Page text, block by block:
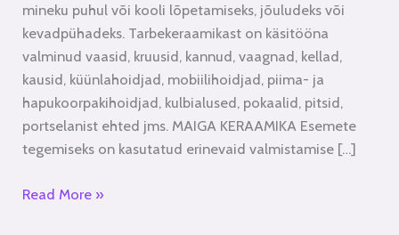
mineku puhul või kooli lõpetamiseks, jõuludeks või
kevadpühadeks. Tarbekeraamikast on käsitööna
valminud vaasid, kruusid, kannud, vaagnad, kellad,
kausid, küünlahoidjad, mobiilihoidjad, piima- ja
hapukoorpakihoidjad, kulbialused, pokaalid, pitsid,
portselanist ehted jms. MAIGA KERAAMIKA Esemete
tegemiseks on kasutatud erinevaid valmistamise […]
Read More »